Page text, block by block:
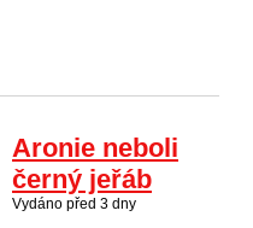
Aronie neboli
černý jeřáb
Vydáno před 3 dny